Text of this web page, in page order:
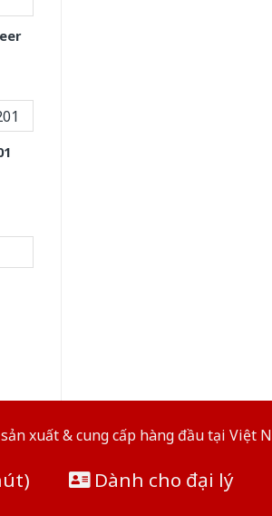
xuất & cung cấp hàng đầu tại Việt
Dành cho đại lý